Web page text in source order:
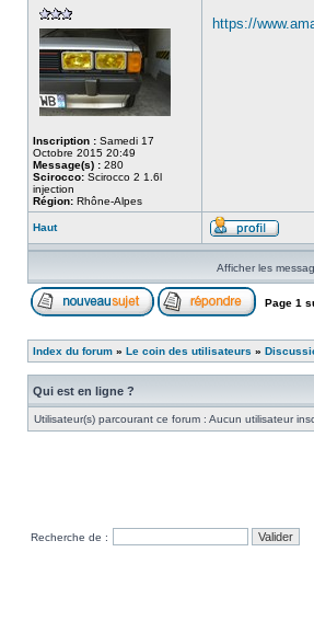
Inscription : Samedi 17
Octobre 2015 20:49
Message(s) : 280
Scirocco: Scirocco 2 1.6l
injection
Région: Rhône-Alpes
https://
Haut
Afficher les
Page 1
Index du forum » Le coin des utilisateurs »
Qui est en ligne ?
Utilisateur(s) parcourant ce forum : Aucun utilisateur
Recherche de :